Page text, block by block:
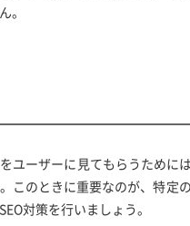
。
ユーザーに見てもらうために
このときに重要なのが、特定
対策を行いましょう。